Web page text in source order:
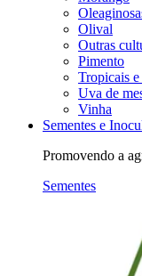
Olival
Outras
Pimento
Tropicais
Uva de
Vinha
Sementes e
Promovendo a
Sementes